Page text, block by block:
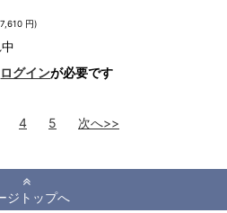
円)
ログインが必要です
4 5 次へ>>
ジトップへ